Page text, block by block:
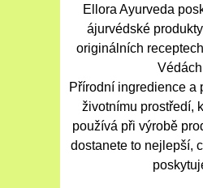
Ellora Ayurveda
ájurvédské
originálních
Přírodní ingredience a
životnímu prostředí,
používá při výrobě
dostanete to nejlepší,